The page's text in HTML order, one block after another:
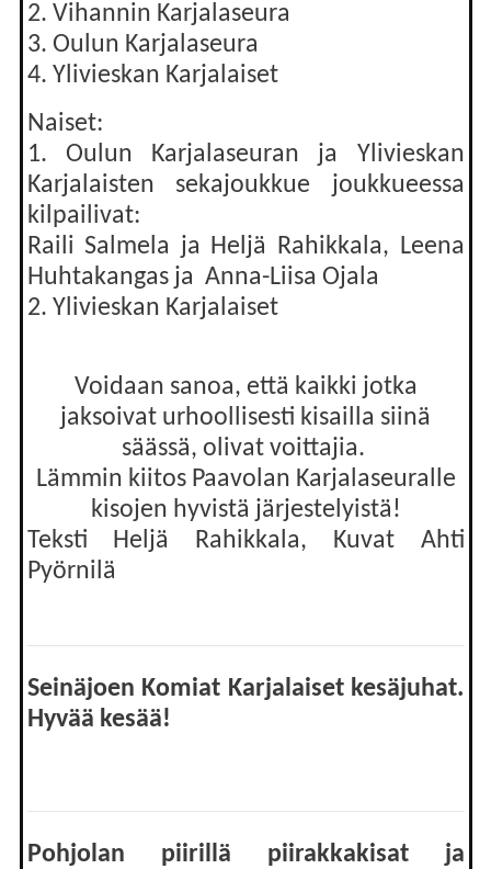
2. Vihannin Karjalaseura
3. Oulun Karjalaseura
4. Ylivieskan Karjalaiset
Naiset:
1. Oulun Karjalaseuran ja Ylivieskan
Karjalaisten sekajoukkue joukkueessa
kilpailivat:
Raili Salmela ja Heljä Rahikkala, Leena
Huhtakangas ja Anna-Liisa Ojala
2. Ylivieskan Karjalaiset
Voidaan sanoa, että kaikki jotka
jaksoivat urhoollisesti kisailla siinä
säässä, olivat voittajia.
Lämmin kiitos Paavolan Karjalaseuralle
kisojen hyvistä järjestelyistä!
Teksti Heljä Rahikkala, Kuvat Ahti
Pyörnilä
Seinäjoen Komiat Karjalaiset kesäjuhat.
Hyvää kesää!
Pohjolan piirillä piirakkakisat ja